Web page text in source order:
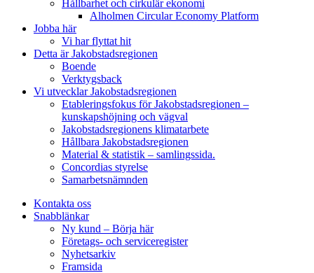
Hållbarhet och cirkulär ekonomi
Alholmen Circular Economy Platform
Jobba här
Vi har flyttat hit
Detta är Jakobstadsregionen
Boende
Verktygsback
Vi utvecklar Jakobstadsregionen
Etableringsfokus för Jakobstadsregionen –
kunskapshöjning och vägval
Jakobstadsregionens klimatarbete
Hållbara Jakobstadsregionen
Material & statistik – samlingssida.
Concordias styrelse
Samarbetsnämnden
Kontakta oss
Snabblänkar
Ny kund – Börja här
Företags- och serviceregister
Nyhetsarkiv
Framsida